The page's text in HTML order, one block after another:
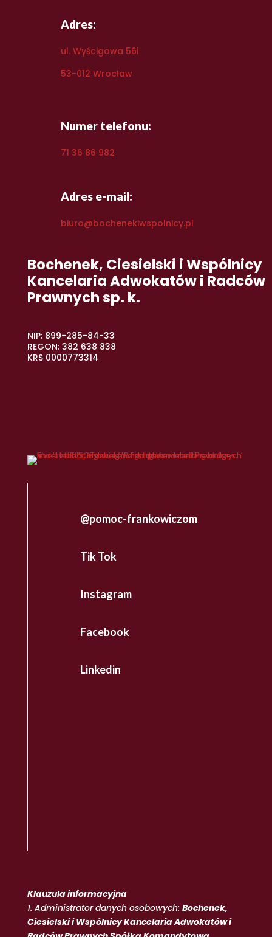
Adres:
ul. Wyścigowa 56i
53-012 Wrocław
Numer telefonu:
71 36 86 982
Adres e-mail:
biuro@bochenekiwspolnicy.pl
Bochenek, Ciesielski i Wspólnicy
Kancelaria Adwokatów i Radców
Prawnych sp. k.
NIP: 899-285-84-33
REGON: 382 638 838
KRS 0000773314
@pomoc-frankowiczom
Tik Tok
Instagram
Facebook
Linkedin
Klauzula informacyjna
1. Administrator danych osobowych: Bochenek,
Ciesielski i Wspólnicy Kancelaria Adwokatów i